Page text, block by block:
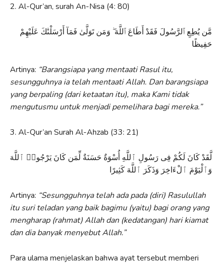
2. Al-Qur’an, surah An-Nisa (4: 80)
مَّن يُطِعِ ٱلرَّسُولَ فَقَدْ أَطَاعَ ٱللَّهَ ۖ وَمَن تَوَلَّىٰ فَمَآ أَرْسَلْنَٰكَ عَلَيْهِمْ
حَفِيظًا
Artinya: “Barangsiapa yang mentaati Rasul itu,
sesungguhnya ia telah mentaati Allah. Dan barangsiapa
yang berpaling (dari ketaatan itu), maka Kami tidak
mengutusmu untuk menjadi pemelihara bagi mereka.”
3. Al-Qur’an Surah Al-Ahzab (33: 21)
لَّقَدْ كَانَ لَكُمْ فِى رَسُولِ ٱللَّهِ أُسْوَةٌ حَسَنَةٌ لِّمَن كَانَ يَرْجُوا۟ ٱللَّهَ
وَٱلْيَوْمَ ٱلْءَاخِرَ وَذَكَرَ ٱللَّهَ كَثِيرًا
Artinya: “Sesungguhnya telah ada pada (diri) Rasulullah
itu suri teladan yang baik bagimu (yaitu) bagi orang yang
mengharap (rahmat) Allah dan (kedatangan) hari kiamat
dan dia banyak menyebut Allah.”
Para ulama menjelaskan bahwa ayat tersebut memberi